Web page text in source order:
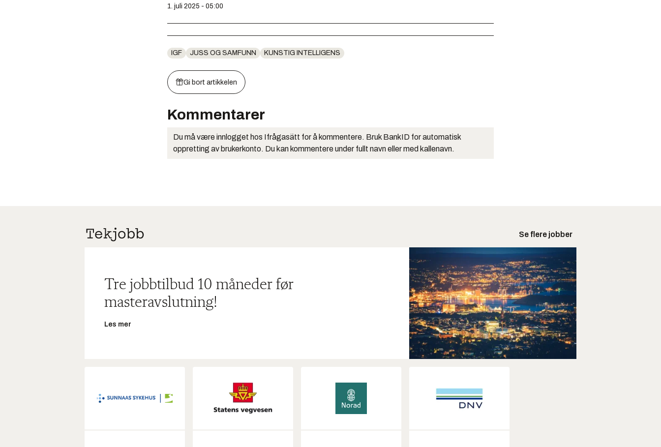
1. juli 2025 - 05:00
IGF JUSS OG SAMFUNN KUNSTIG INTELLIGENS
Gi bort artikkelen
Kommentarer
Du må være innlogget hos Ifrågasätt for å kommentere. Bruk BankID for automatisk
oppretting av brukerkonto. Du kan kommentere under fullt navn eller med kallenavn.
Se flere jobber
Tre jobbtilbud 10 måneder før
masteravslutning!
Les mer